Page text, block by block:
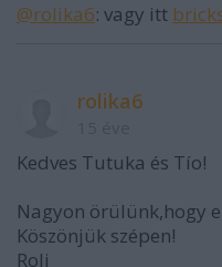
@rolika6: vagy itt
rolika6
Kedves Tutuka és Tío!
Nagyon örülünk,hogy
Köszönjük szépen!
Roli